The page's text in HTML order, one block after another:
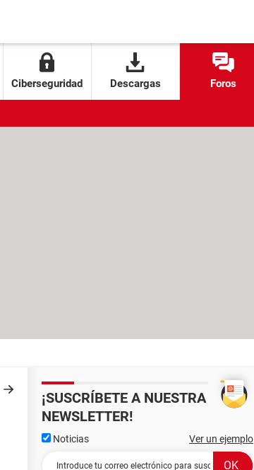
Ciberseguridad Descargas Foros
¡SUSCRÍBETE A NUESTRA
NEWSLETTER!
Noticias Ver un ejemplo